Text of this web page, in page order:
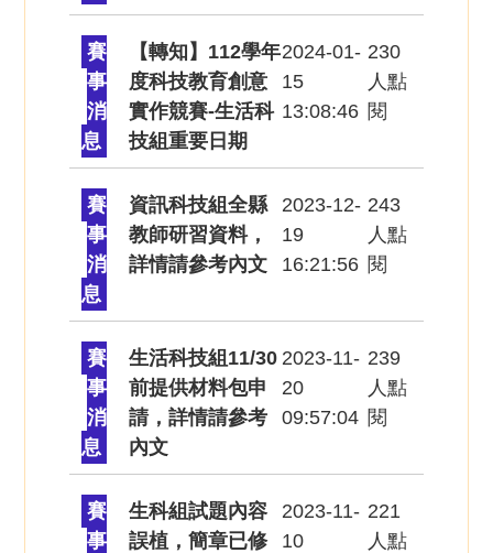
賽
事
消
息
【轉知】112學年
度科技教育創意
實作競賽-生活科
技組重要日期
2024-01-
15
13:08:46
230
人點
閱
賽
事
消
息
資訊科技組全縣
教師研習資料，
詳情請參考內文
2023-12-
19
16:21:56
243
人點
閱
賽
事
消
息
生活科技組11/30
前提供材料包申
請，詳情請參考
內文
2023-11-
20
09:57:04
239
人點
閱
賽
事
生科組試題內容
誤植，簡章已修
2023-11-
10
221
人點